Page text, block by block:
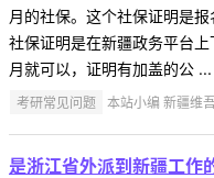
月的社保。这个社保证明是
社保证明是在新疆政务平台
月就可以，证明有加盖的公 ...
考研常见问题 本站小编 新疆维
是浙江省外派到新疆工作